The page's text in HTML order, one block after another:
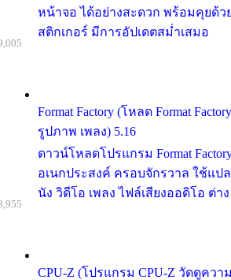
หน้าจอ ได้อย่างสะดวก พร้อมคุยด้ว
สติกเกอร์ มีการอัปเดตสม่ำเสมอ
Format Factory (โหลด Format
รูปภาพ เพลง) 5.16
ดาวน์โหลดโปรแกรม Format
อเนกประสงค์ ครอบจักรวาล ใช้แป
นัง วิดีโอ เพลง ไฟล์เสียงออดิโอ ต่าง
CPU-Z (โปรแกรม CPU-Z วัดดูควา